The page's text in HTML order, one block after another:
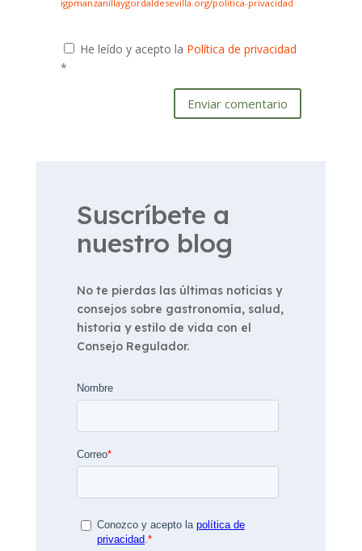
igpmanzanillaygordaldesevilla.org/politica-privacidad
He leído y acepto la Política de privacidad
*
Enviar comentario
Suscríbete a
nuestro blog
No te pierdas las últimas noticias y
consejos sobre gastronomía, salud,
historia y estilo de vida con el
Consejo Regulador.